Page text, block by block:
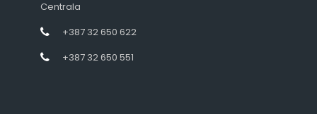
Centrala
+387 32 650 622
+387 32 650 551